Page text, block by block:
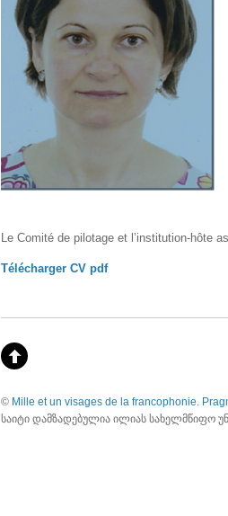
Le Comité de pilotage et l’institution-hôte
Télécharger CV pdf
© Mille et un visages de la francophonie.
საიტი დამზადებულია ილიას სახელმწიფო